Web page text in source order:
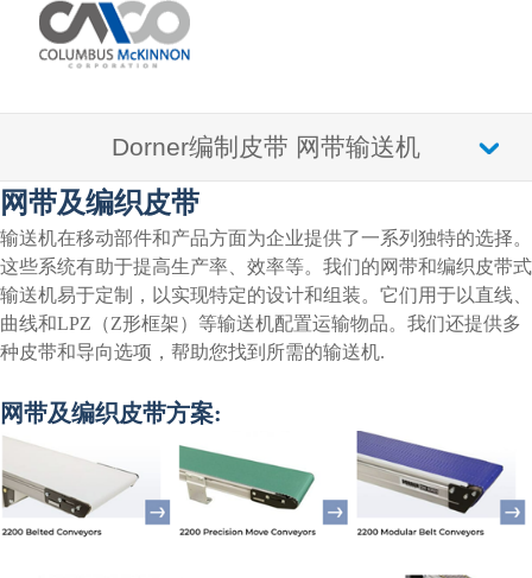
Dorner编制皮带 网带输送机
网带及编织皮带
输送机在移动部件和产品方面为企业提供了一系列独特的选择。
这些系统有助于提高生产率、效率等。我们的网带和编织皮带式
输送机易于定制，以实现特定的设计和组装。它们用于以直线、
曲线和LPZ（Z形框架）等输送机配置运输物品。我们还提供多
种皮带和导向选项，帮助您找到所需的输送机.
网带及编织皮带方案: